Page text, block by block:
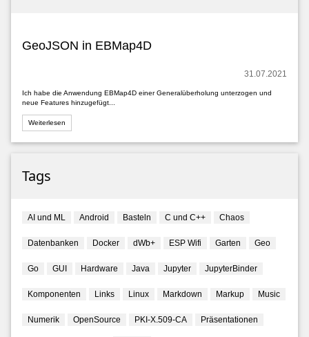
GeoJSON in EBMap4D
31.07.2021
Ich habe die Anwendung EBMap4D einer Generalüberholung unterzogen und
neue Features hinzugefügt...
Weiterlesen
Tags
AI und ML Android Basteln C und C++ Chaos
Datenbanken Docker dWb+ ESP Wifi Garten Geo
Go GUI Hardware Java Jupyter JupyterBinder
Komponenten Links Linux Markdown Markup Music
Numerik OpenSource PKI-X.509-CA Präsentationen